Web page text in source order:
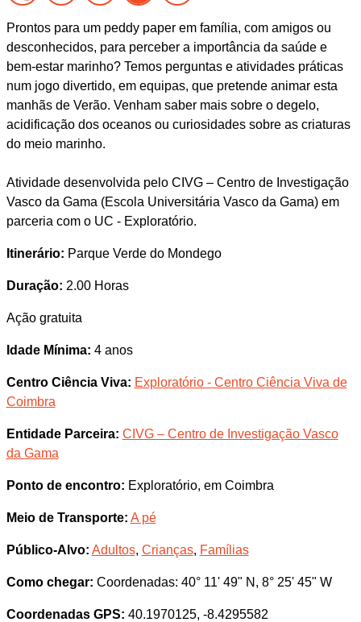
Prontos para um peddy paper em família, com amigos ou
desconhecidos, para perceber a importância da saúde e
bem-estar marinho? Temos perguntas e atividades práticas
num jogo divertido, em equipas, que pretende animar esta
manhãs de Verão. Venham saber mais sobre o degelo,
acidificação dos oceanos ou curiosidades sobre as criaturas
do meio marinho.
Atividade desenvolvida pelo CIVG – Centro de Investigação
Vasco da Gama (Escola Universitária Vasco da Gama) em
parceria com o UC - Exploratório.
Itinerário: Parque Verde do Mondego
Duração: 2.00 Horas
Ação gratuita
Idade Mínima: 4 anos
Centro Ciência Viva: Exploratório - Centro Ciência Viva de
Coimbra
Entidade Parceira: CIVG – Centro de Investigação Vasco
da Gama
Ponto de encontro: Exploratório, em Coimbra
Meio de Transporte: A pé
Público-Alvo: Adultos, Crianças, Famílias
Como chegar: Coordenadas: 40° 11' 49" N, 8° 25' 45" W
Coordenadas GPS: 40.1970125, -8.4295582